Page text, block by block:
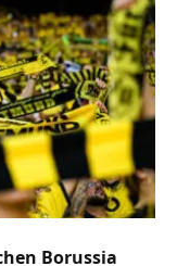
Borussia